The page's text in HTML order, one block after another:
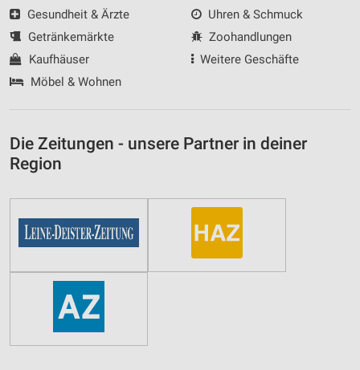
Gesundheit & Ärzte
Getränkemärkte
Kaufhäuser
Möbel & Wohnen
Uhren & Schmuck
Zoohandlungen
Weitere Geschäfte
Die Zeitungen - unsere Partner in deiner
Region